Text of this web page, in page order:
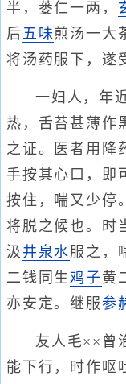
半，蒌仁一两，
后五味煎汤一大
将汤药服下，遂
一妇人，年
热，舌苔甚薄作
之证。医者用降
手按其心口，即
按住，喘又少停
将脱之候也。时
汲 井泉水服之，
二钱同生鸡子黄
亦安定。继服 参
友人毛××曾
能下行，时作呕